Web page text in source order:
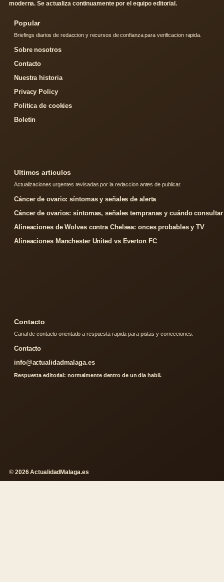
moderna. Se actualiza continuamente por el equipo editorial.
Popular
Briefings diarios de redaccion y recursos de confianza para verificacion rapida.
Sobre nosotros
Contacto
Nuestra historia
Privacy Policy
Politica de cookies
Boletin
Ultimos articulos
Actualizaciones urgentes revisadas por la redaccion antes de publicar.
Cáncer de ovario: síntomas y señales de alerta
Cáncer de ovarios: síntomas, señales tempranas y cuándo consultar
Alineaciones de Wolves contra Chelsea: onces probables y TV
Alineaciones Manchester United vs Everton FC
Contacto
Canal de contacto orientado a respuesta rapida para pistas y correcciones.
Contacto
info@actualidadmalaga.es
Respuesta editorial: normalmente dentro de un dia habil.
© 2026 ActualidadMalaga.es